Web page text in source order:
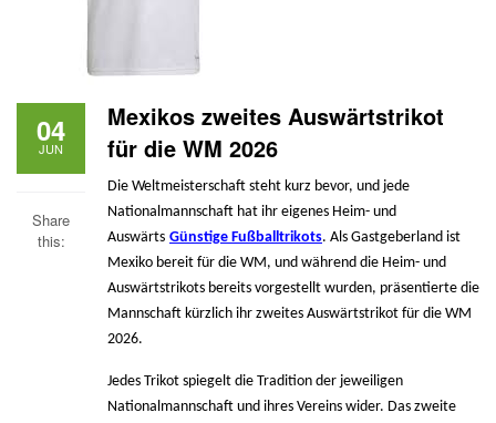
04
JUN
Share
this:
Mexikos zweites Auswärtstrikot
für die WM 2026
Die Weltmeisterschaft steht kurz bevor, und jede
Nationalmannschaft hat ihr eigenes Heim- und
Auswärts Günstige Fußballtrikots. Als Gastgeberland ist
Mexiko bereit für die WM, und während die Heim- und
Auswärtstrikots bereits vorgestellt wurden, präsentierte die
Mannschaft kürzlich ihr zweites Auswärtstrikot für die WM
2026.
Jedes Trikot spiegelt die Tradition der jeweiligen
Nationalmannschaft und ihres Vereins wider. Das zweite